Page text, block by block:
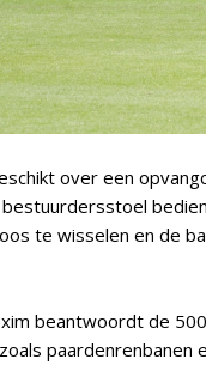
over een
te wisselen en de
beantwoordt de
paardenrenbanen